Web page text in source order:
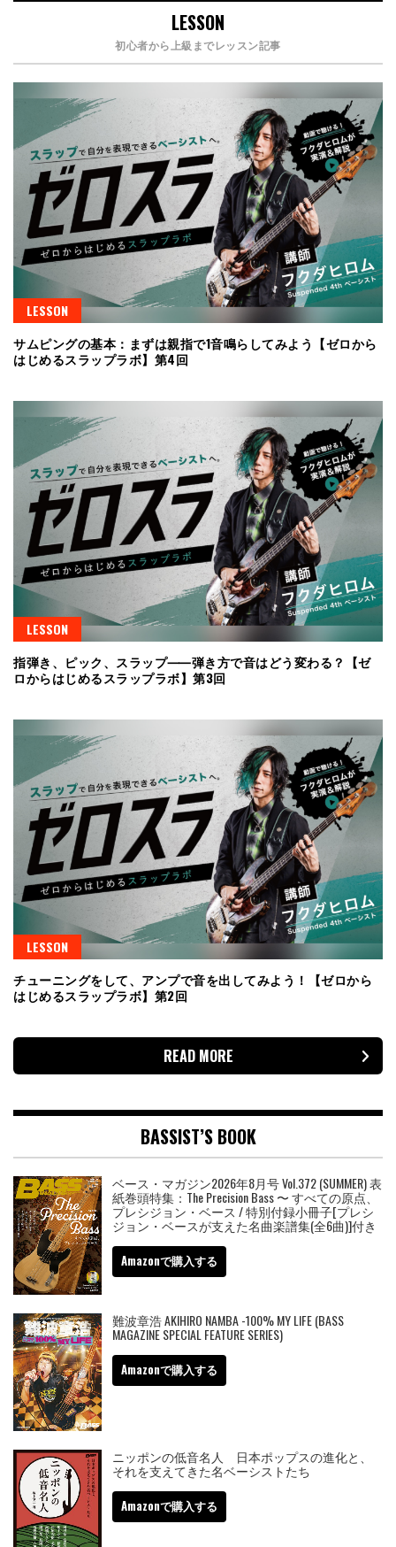
LESSON
初心者から上級までレッスン記事
LESSON
サムピングの基本：まずは親指で1音鳴らしてみよう【ゼロから
はじめるスラップラボ】第4回
LESSON
指弾き、ピック、スラップ⸺弾き方で音はどう変わる？【ゼ
ロからはじめるスラップラボ】第3回
LESSON
チューニングをして、アンプで音を出してみよう！【ゼロから
はじめるスラップラボ】第2回
READ MORE
BASSIST’S BOOK
ベース・マガジン2026年8月号 Vol.372 (SUMMER) 表
紙巻頭特集：The Precision Bass 〜 すべての原点、
プレシジョン・ベース / 特別付録小冊子[プレシ
ジョン・ベースが支えた名曲楽譜集(全6曲)]付き
Amazonで購入する
難波章浩 AKIHIRO NAMBA -100% MY LIFE (BASS
MAGAZINE SPECIAL FEATURE SERIES)
Amazonで購入する
ニッポンの低音名人 日本ポップスの進化と、
それを支えてきた名ベーシストたち
Amazonで購入する